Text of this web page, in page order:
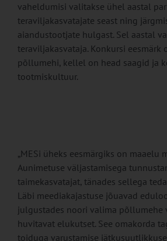
vaheldumisi valitakse ühel aastal
teraviljakasvatajate seast ning
aiandustootjate hulgast. Sel aastal
teraviljakasvataja. Konkursi eesmärk
põllumehi, kellel on head saagid ja
tootmiskultuur.
„MESi üheks eesmärgiks on maaelu
Aunimetuse väljastamisega
taimekasvatajat, tänades sellega
Läbi meediakajastuse jõuavad
julgustades noori valima põllumehe
huvitavat elukutset. See omakorda
toiduga varustamise